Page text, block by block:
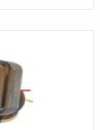
não
atua como um
de tecnologias
e eficaz a
a